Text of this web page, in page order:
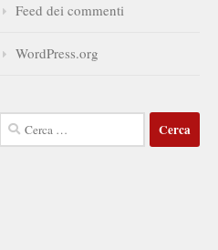
Feed dei commenti
WordPress.org
Ricerca
per: